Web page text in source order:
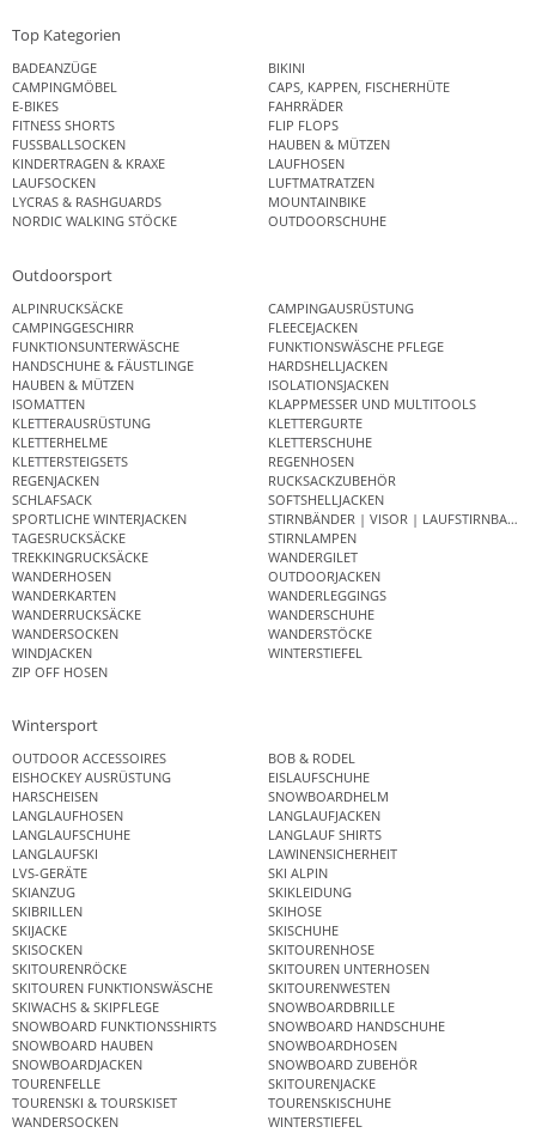
Top Kategorien
BADEANZÜGE
BIKINI
CAMPINGMÖBEL
CAPS, KAPPEN, FISCHERHÜTE
E-BIKES
FAHRRÄDER
FITNESS SHORTS
FLIP FLOPS
FUSSBALLSOCKEN
HAUBEN & MÜTZEN
KINDERTRAGEN & KRAXE
LAUFHOSEN
LAUFSOCKEN
LUFTMATRATZEN
LYCRAS & RASHGUARDS
MOUNTAINBIKE
NORDIC WALKING STÖCKE
OUTDOORSCHUHE
Outdoorsport
ALPINRUCKSÄCKE
CAMPINGAUSRÜSTUNG
CAMPINGGESCHIRR
FLEECEJACKEN
FUNKTIONSUNTERWÄSCHE
FUNKTIONSWÄSCHE PFLEGE
HANDSCHUHE & FÄUSTLINGE
HARDSHELLJACKEN
HAUBEN & MÜTZEN
ISOLATIONSJACKEN
ISOMATTEN
KLAPPMESSER UND MULTITOOLS
KLETTERAUSRÜSTUNG
KLETTERGURTE
KLETTERHELME
KLETTERSCHUHE
KLETTERSTEIGSETS
REGENHOSEN
REGENJACKEN
RUCKSACKZUBEHÖR
SCHLAFSACK
SOFTSHELLJACKEN
SPORTLICHE WINTERJACKEN
STIRNBÄNDER | VISOR | LAUFSTIRNBAND
TAGESRUCKSÄCKE
STIRNLAMPEN
TREKKINGRUCKSÄCKE
WANDERGILET
WANDERHOSEN
OUTDOORJACKEN
WANDERKARTEN
WANDERLEGGINGS
WANDERRUCKSÄCKE
WANDERSCHUHE
WANDERSOCKEN
WANDERSTÖCKE
WINDJACKEN
WINTERSTIEFEL
ZIP OFF HOSEN
Wintersport
OUTDOOR ACCESSOIRES
BOB & RODEL
EISHOCKEY AUSRÜSTUNG
EISLAUFSCHUHE
HARSCHEISEN
SNOWBOARDHELM
LANGLAUFHOSEN
LANGLAUFJACKEN
LANGLAUFSCHUHE
LANGLAUF SHIRTS
LANGLAUFSKI
LAWINENSICHERHEIT
LVS-GERÄTE
SKI ALPIN
SKIANZUG
SKIKLEIDUNG
SKIBRILLEN
SKIHOSE
SKIJACKE
SKISCHUHE
SKISOCKEN
SKITOURENHOSE
SKITOURENRÖCKE
SKITOUREN UNTERHOSEN
SKITOUREN FUNKTIONSWÄSCHE
SKITOURENWESTEN
SKIWACHS & SKIPFLEGE
SNOWBOARDBRILLE
SNOWBOARD FUNKTIONSSHIRTS
SNOWBOARD HANDSCHUHE
SNOWBOARD HAUBEN
SNOWBOARDHOSEN
SNOWBOARDJACKEN
SNOWBOARD ZUBEHÖR
TOURENFELLE
SKITOURENJACKE
TOURENSKI & TOURSKISET
TOURENSKISCHUHE
WANDERSOCKEN
WINTERSTIEFEL